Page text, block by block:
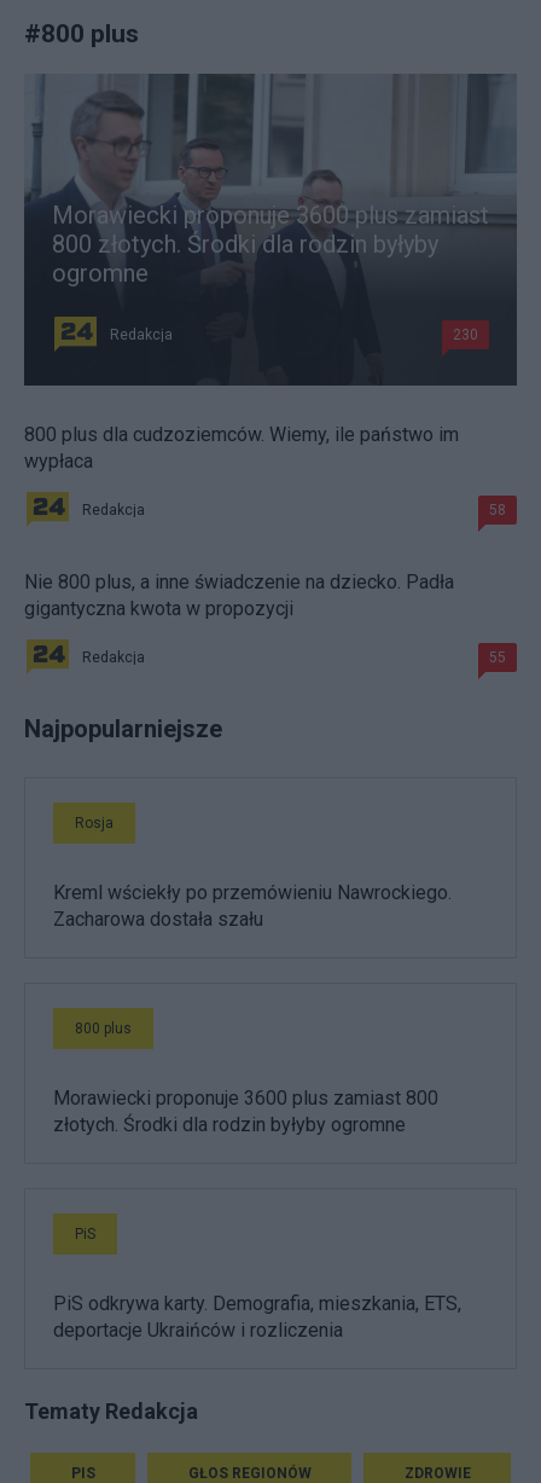
#800 plus
Morawiecki proponuje 3600 plus zamiast
800 złotych. Środki dla rodzin byłyby
ogromne
Redakcja 230
800 plus dla cudzoziemców. Wiemy, ile państwo im
wypłaca
Redakcja 58
Nie 800 plus, a inne świadczenie na dziecko. Padła
gigantyczna kwota w propozycji
Redakcja 55
Najpopularniejsze
Rosja
Kreml wściekły po przemówieniu Nawrockiego.
Zacharowa dostała szału
800 plus
Morawiecki proponuje 3600 plus zamiast 800
złotych. Środki dla rodzin byłyby ogromne
PiS
PiS odkrywa karty. Demografia, mieszkania, ETS,
deportacje Ukraińców i rozliczenia
Tematy Redakcja
PIS GŁOS REGIONÓW ZDROWIE